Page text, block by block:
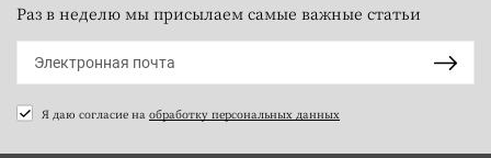
Раз в неделю мы присылаем самые важные статьи
Я даю согласие на обработку персональных данных